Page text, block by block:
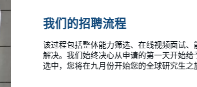
我们的招聘流程
该过程包括整体能力筛选、在线视频面试
解决。我们始终决心从申请的第一天开始
选中，您将在九月份开始您的全球研究生之